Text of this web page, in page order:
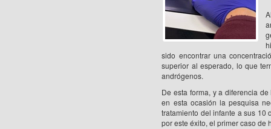
sido encontrar una
superior al esperado, lo que
andrógenos.
De esta forma, y a diferencia
en esta ocasión la pesquisa
tratamiento del infante a sus 10
por este éxito, el primer caso de